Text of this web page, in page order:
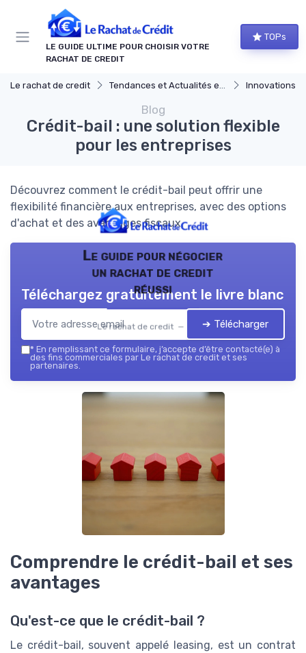
LE GUIDE ULTIME POUR CHOISIR VOTRE
RACHAT DE CREDIT
TOPs
Le rachat de credit Tendances et Actualités en rachat de credit Innovations
Blog
Crédit-bail : une solution flexible
pour les entreprises
Découvrez comment le crédit-bail peut offrir une
flexibilité financière aux entreprises, avec des options
d'achat et des avantages fiscaux.
Le guide pour négocier
un rachat de credit
réussi
Le rachat de credit — 2026
Téléchargez gratuitement le livre blanc
➔ Télécharger
* En remplissant ce formulaire, j’accepte d’être contacté(e) à
des fins commerciales par Le rachat de credit et ses
partenaires.
Comprendre le crédit-bail et ses
avantages
Qu'est-ce que le crédit-bail ?
Le crédit-bail, souvent appelé leasing, est un contrat
Panneau de gestion des cookies